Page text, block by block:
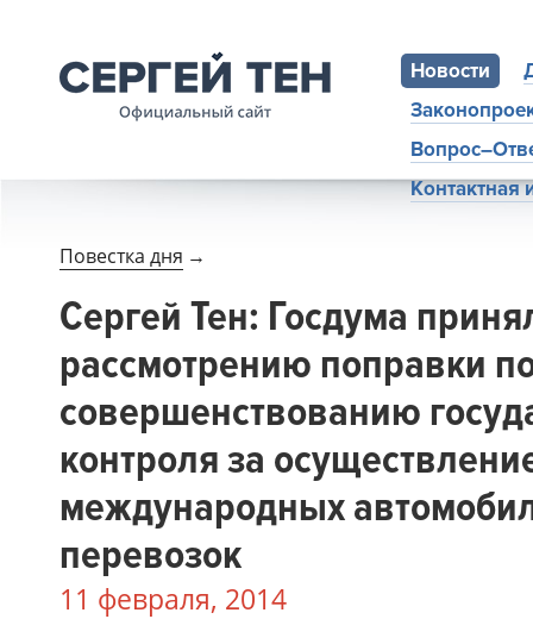
Новости
Повестка дня →
Сергей Тен: Госдума
рассмотрению поправки
совершенствованию
контроля за
международных
перевозок
11 февраля, 2014